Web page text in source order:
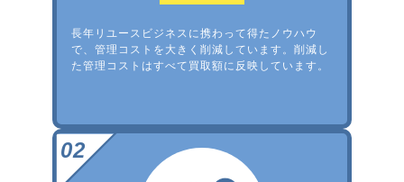
長年リユースビジネスに携わって得たノウハウ
で、管理コストを大きく削減しています。削減し
た管理コストはすべて買取額に反映しています。